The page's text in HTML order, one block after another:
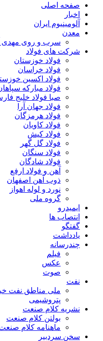
صفحه اصلی
اخبار
آلومینیوم ایران
معدن
سرب و روی مهدی
شرکت های فولاد
فولاد خوزستان
فولاد خراسان
فولاد اکسین
فولاد مبارکه
صبا فولاد خلیج
فولاد جهان آرا
فولاد هرمزگان
فولاد کاویان
فولاد کیش
فولاد گل گهر
فولاد سنگان
فولاد شادگان
آهن و فولاد ارفع
ذوب آهن اصفهان
نورد و لوله اهواز
گروه ملی
ایمیدرو
انتصاب ها
گفتگو
یادداشت
چندرسانه
فیلم
عکس
صوت
نفت
ملی مناطق نفت
پتروشیمی
نشریه کلام صنعت
بولتن کلام صنعت
ماهنامه کلام
سخن سردبیر